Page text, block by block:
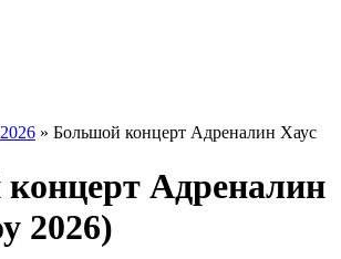
2026 » Большой концерт Адреналин Хаус
Адреналин
2026)